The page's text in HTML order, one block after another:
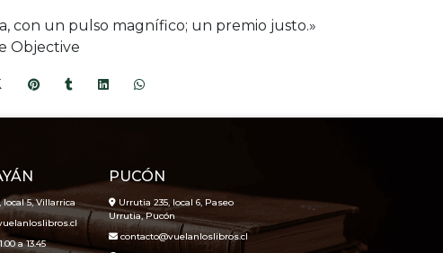
con un pulso magnífico; un premio justo.»
Objective
local 5, Villarrica
a 13.45
PUCÓN
Urrutia 235, local 6, Paseo
Urrutia, Pucón
contacto@vuelanloslibros.cl